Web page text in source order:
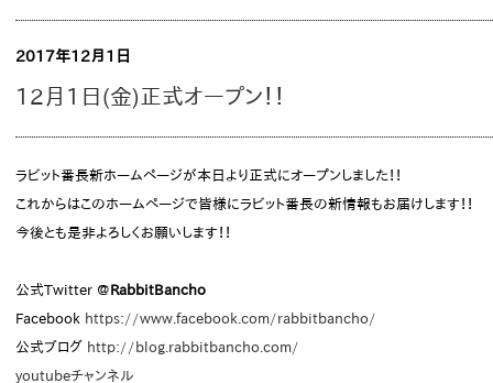
2017年12月1日
12月1日(金)正式オープン！！
ラビット番長新ホームページが本日より正式にオープンしました！！
これからはこのホームページで皆様にラビット番長の新情報もお届けします！！
今後とも是非よろしくお願いします！！
公式Twitter @RabbitBancho
Facebook https://www.facebook.com/rabbitbancho/
公式ブログ http://blog.rabbitbancho.com/
youtubeチャンネル